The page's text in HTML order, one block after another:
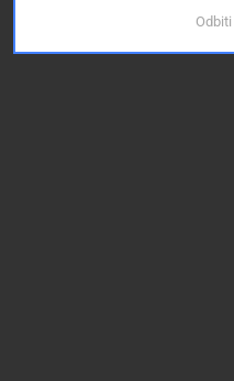
Odbiti